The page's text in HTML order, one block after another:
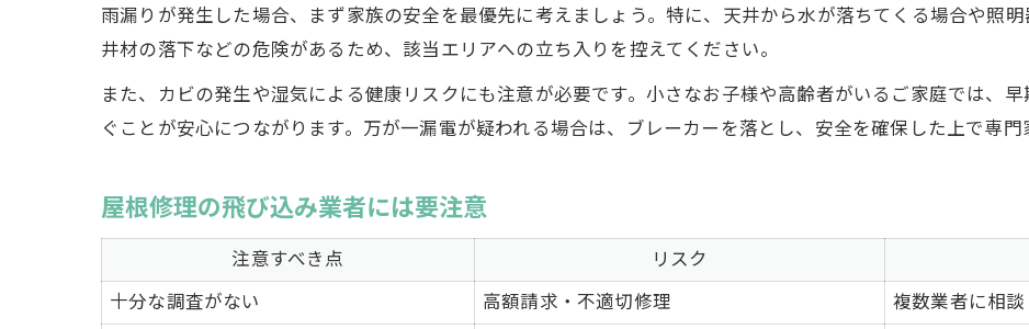
雨漏り再発防止に必要な追加対策
適切な雨漏り対応で建物寿命を延ばす方法
雨漏り対応のタイミング別効果一覧
建物寿命を左右する雨漏り修理の重要性
専門家が勧める建物保全のポイント
雨漏りが発生した場合、まず家族の安全を最優先に考えましょう。特に、天井から水が落ちてくる場合や照
井材の落下などの危険があるため、該当エリアへの立ち入りを控えてください。
また、カビの発生や湿気による健康リスクにも注意が必要です。小さなお子様や高齢者がいるご家庭では、
ぐことが安心につながります。万が一漏電が疑われる場合は、ブレーカーを落とし、安全を確保した上で専門
屋根修理の飛び込み業者には要注意
注意すべき点 リスク
十分な調査がない
高額請求・不適切修理
複数業者に相